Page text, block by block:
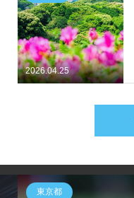
2026.04.25
東京都